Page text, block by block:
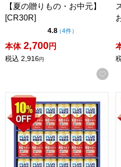
【夏の贈りもの・お中元】
[CR30R]
4.8点（5点満点中）
（4件の評価
）
本体 2,700円
税込 2,916円
お
アサヒ飲料 健康乳酸菌ギフト